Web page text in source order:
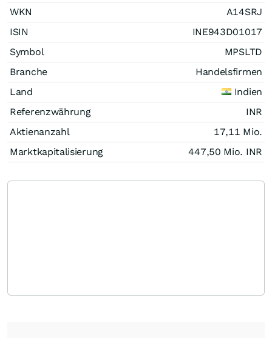
WKN
A14SRJ
ISIN
INE943D01017
Symbol
MPSLTD
Branche
Handelsfirmen
Land
Indien
Referenzwährung
INR
Aktienanzahl
17,11 Mio.
Marktkapitalisierung
447,50 Mio. INR